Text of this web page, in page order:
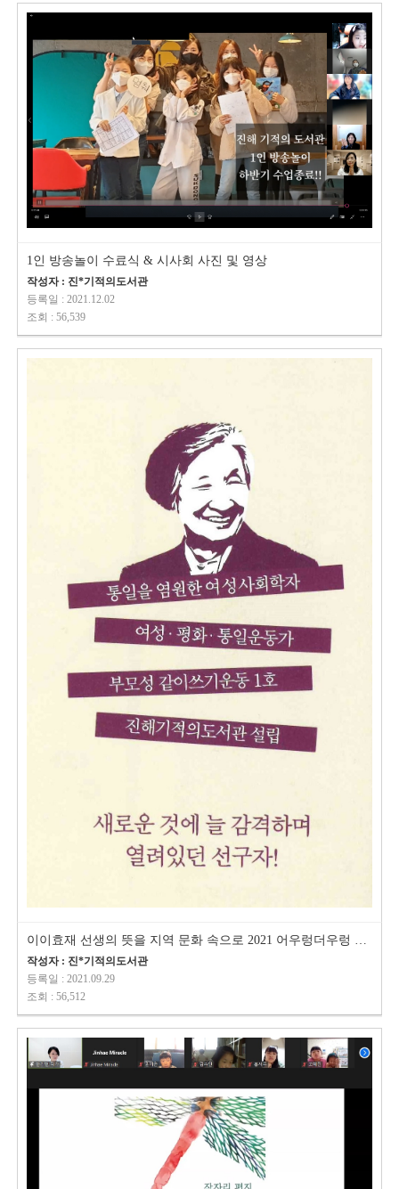
1인 방송놀이 수료식 & 시사회 사진 및 영상
작성자 : 진*기적의도서관
등록일 : 2021.12.02
조회 : 56,539
이이효재 선생의 뜻을 지역 문화 속으로 2021 어우렁더우렁 북버스킹
작성자 : 진*기적의도서관
등록일 : 2021.09.29
조회 : 56,512